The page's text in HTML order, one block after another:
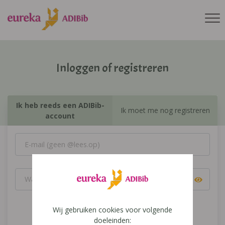
Inloggen of registreren
Ik heb reeds een ADIBib-
account
Ik moet me nog registreren
Inloggen
Wij gebruiken cookies voor volgende
doeleinden: